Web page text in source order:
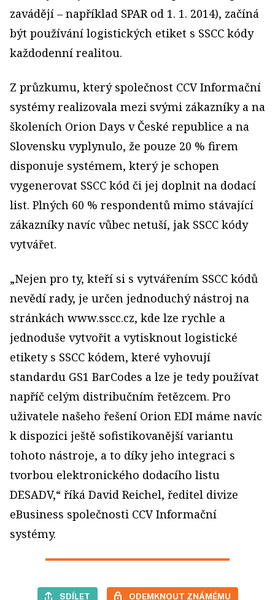
zavádějí – například SPAR od 1. 1. 2014), začíná
být používání logistických etiket s SSCC kódy
každodenní realitou.
Z průzkumu, který společnost CCV Informační
systémy realizovala mezi svými zákazníky a na
školeních Orion Days v České republice a na
Slovensku vyplynulo, že pouze 20 % firem
disponuje systémem, který je schopen
vygenerovat SSCC kód či jej doplnit na dodací
list. Plných 60 % respondentů mimo stávající
zákazníky navíc vůbec netuší, jak SSCC kódy
vytvářet.
„Nejen pro ty, kteří si s vytvářením SSCC kódů
nevědí rady, je určen jednoduchý nástroj na
stránkách www.sscc.cz, kde lze rychle a
jednoduše vytvořit a vytisknout logistické
etikety s SSCC kódem, které vyhovují
standardu GS1 BarCodes a lze je tedy používat
napříč celým distribučním řetězcem. Pro
uživatele našeho řešení Orion EDI máme navíc
k dispozici ještě sofistikovanější variantu
tohoto nástroje, a to díky jeho integraci s
tvorbou elektronického dodacího listu
DESADV,“ říká David Reichel, ředitel divize
eBusiness společnosti CCV Informační
systémy.
SDÍLET ODEMKNOUT ZNÁMÉMU